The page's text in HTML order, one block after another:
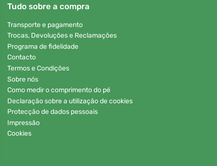
Tudo sobre a compra
Transporte e pagamento
Trocas, Devoluções e Reclamações
Programa de fidelidade
Contacto
Termos e Condições
Sobre nós
Como medir o comprimento do pé
Declaração sobre a utilização de cookies
Protecção de dados pessoais
Impressão
Cookies